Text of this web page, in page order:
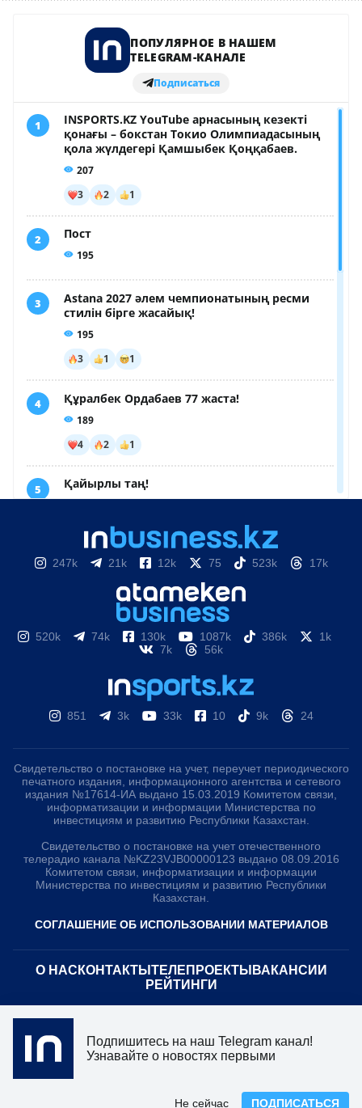
247k 21k 12k 75 523k 17k
520k 74k 130k 1087k 386k
1k
7k
56k
851 3k 33k 10 9k 24
Свидетельство о постановке на учет, переучет периодического
печатного издания, информационного агентства и сетевого
издания №17614-ИА выдано 15.03.2019 Комитетом связи,
информатизации и информации Министерства по
инвестициям и развитию Республики Казахстан.
Свидетельство о постановке на учет отечественного
телерадио канала №KZ23VJB00000123 выдано 08.09.2016
Комитетом связи, информатизации и информации
Министерства по инвестициям и развитию Республики
Казахстан.
СОГЛАШЕНИЕ ОБ ИСПОЛЬЗОВАНИИ МАТЕРИАЛОВ
О НАС КОНТАКТЫ ТЕЛЕПРОЕКТЫ ВАКАНСИИ
РЕЙТИНГИ
ПОЛИТИКА КОНФИДЕНЦИАЛЬНОСТИ
Подпишитесь на наш Telegram канал!
Узнавайте о новостях первыми
ПОДПИСАТЬСЯ
Не сейчас